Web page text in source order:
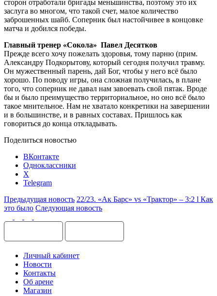
сторон отработали бригады меньшинства, поэтому это их
заслуга во многом, что такой счет, малое количество
заброшенных шайб. Соперник был настойчивее в концовке
матча и добился победы.
Главный тренер «Сокола» Павел Десятков
Прежде всего хочу пожелать здоровья, тому парню (прим.
Александру Подкорытову, который сегодня получил травму.
Он мужественный парень, дай Бог, чтобы у него всё было
хорошо. По поводу игры, она сложная получилась, в плане
того, что соперник не давал нам завоевать свой пятак. Вроде
бы и было преимущество территориальное, но оно всё было
такое мнительное. Нам не хватало конкретики на завершении
и в большинстве, и в равных составах. Пришлось как
говориться до конца откладывать.
Поделиться новостью
ВКонтакте
Одноклассники
X
Telegram
Предыдущая новость 22/23. «Ак Барс» vs «Трактор» – 3:2 l Как
это было Следующая новость
Личный кабинет
Новости
Контакты
Об арене
Магазин